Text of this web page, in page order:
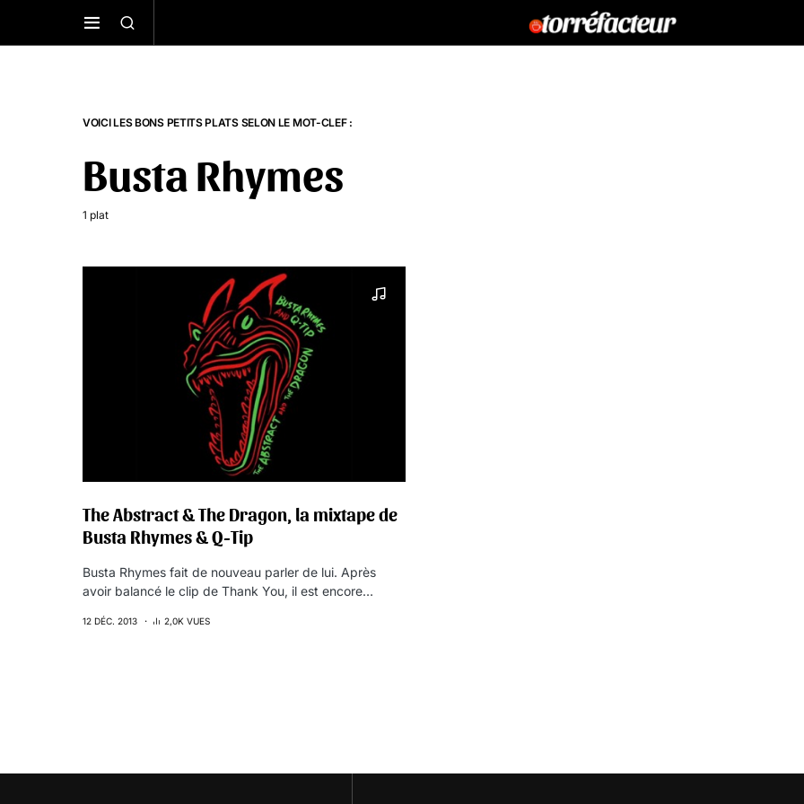
VOICI LES BONS PETITS PLATS SELON LE MOT-CLEF :
Busta Rhymes
1 plat
The Abstract & The Dragon, la mixtape de
Busta Rhymes & Q-Tip
Busta Rhymes fait de nouveau parler de lui. Après
avoir balancé le clip de Thank You, il est encore…
12 DÉC. 2013 2,0K VUES